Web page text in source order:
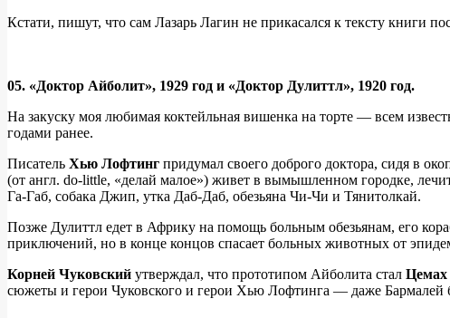
Кстати, пишут, что сам Лазарь Лагин не прикасался к тексту книги
05. «Доктор Айболит», 1929 год и «Доктор Дулиттл», 1920 год.
На закуску моя любимая коктейльная вишенка на торте — всем
годами ранее.
Писатель Хью Лофтинг придумал своего доброго доктора, сидя в
(от англ. do-little, «делай малое») живет в вымышленном городке,
Га-Габ, собака Джип, утка Даб-Даб, обезьяна Чи-Чи и Тянитолкай.
Позже Дулиттл едет в Африку на помощь больным обезьянам, его
приключений, но в конце концов спасает больных животных от
Корней Чуковский утверждал, что прототипом Айболита стал
сюжеты и герои Чуковского и герои Хью Лофтинга — даже Бармалей